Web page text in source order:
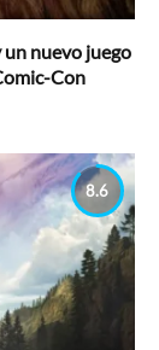
un nuevo juego
Con
8.6